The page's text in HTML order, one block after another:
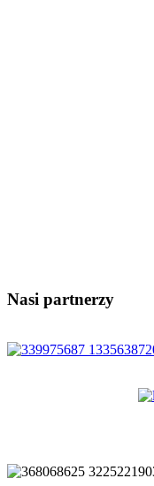
Nasi partnerzy